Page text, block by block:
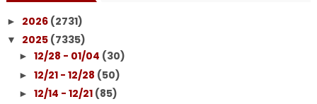
► 2026 (2731)
▼ 2025 (7335)
► 12/28 - 01/04 (30)
► 12/21 - 12/28 (50)
► 12/14 - 12/21 (85)